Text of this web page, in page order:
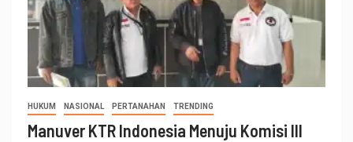
HUKUM NASIONAL PERTANAHAN TRENDING
Manuver KTR Indonesia Menuju Komisi III